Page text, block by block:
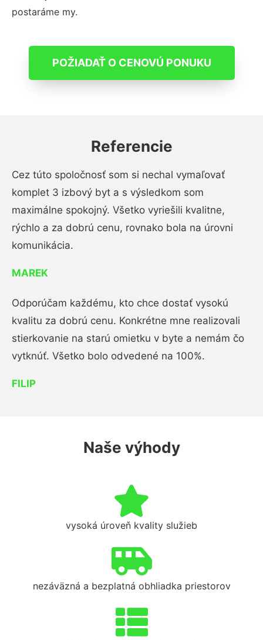
postaráme my.
POŽIADAŤ O CENOVÚ PONUKU
Referencie
Cez túto spoločnosť som si nechal vymaľovať
komplet 3 izbový byt a s výsledkom som
maximálne spokojný. Všetko vyriešili kvalitne,
rýchlo a za dobrú cenu, rovnako bola na úrovni
komunikácia.
MAREK
Odporúčam každému, kto chce dostať vysokú
kvalitu za dobrú cenu. Konkrétne mne realizovali
stierkovanie na starú omietku v byte a nemám čo
vytknúť. Všetko bolo odvedené na 100%.
FILIP
Naše výhody
vysoká úroveň kvality služieb
nezáväzná a bezplatná obhliadka priestorov